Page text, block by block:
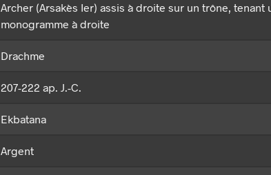
Archer (Arsakès Ier) assis à droite sur un trône, tenant
monogramme à droite
Drachme
207-222 ap. J.-C.
Ekbatana
Argent